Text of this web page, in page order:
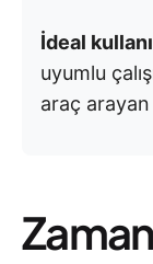
İdeal
uyumlu
araç